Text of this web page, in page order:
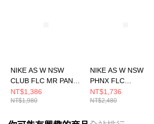
NIKE AS W NSW
CLUB FLC MR PANT
WIDE 女 長褲
FB2728063
NT$1,386
NT$1,980
NIKE AS W NSW
PHNX FLC
COLLARED PO 女 長
袖上衣 IM7487390
NT$1,736
NT$2,480